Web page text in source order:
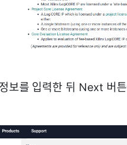
보를 입력한 뒤 Next 버